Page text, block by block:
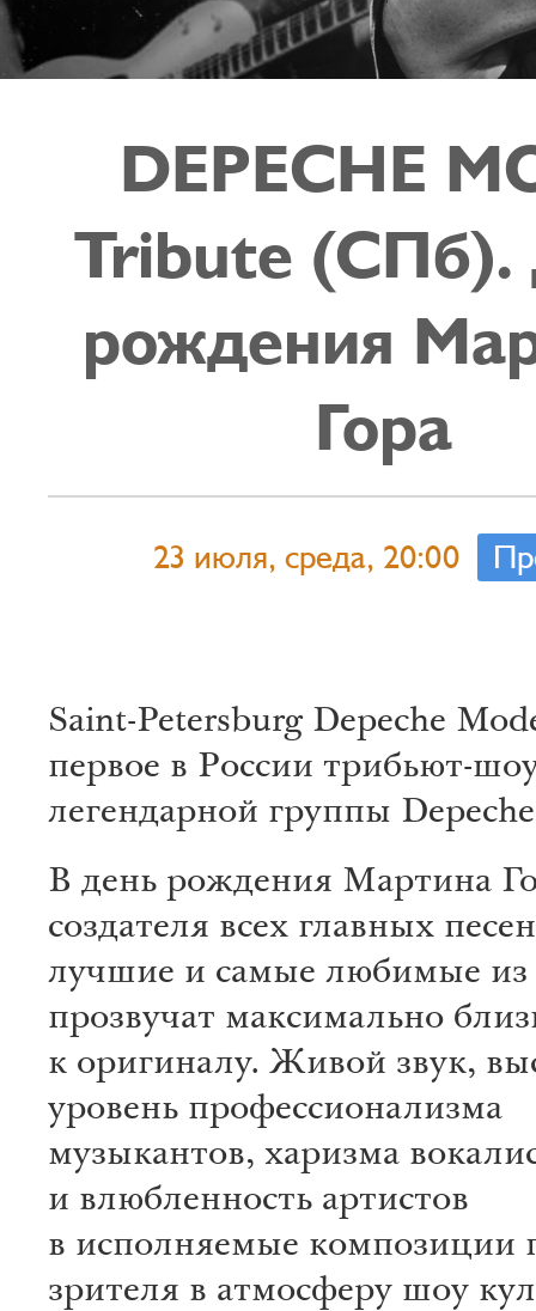
DEPECHE
Tribute (СПб).
рождения
Гора
23 июля, среда, 20:00
Saint-Petersburg Depeche
первое в России трибьют-
легендарной группы
В день рождения Мартина
создателя всех главных
лучшие и самые любимые из
прозвучат максимально
к оригиналу. Живой звук,
уровень профессионализма
музыкантов, харизма
и влюбленность артистов
в исполняемые композиции
зрителя в атмосферу шоу